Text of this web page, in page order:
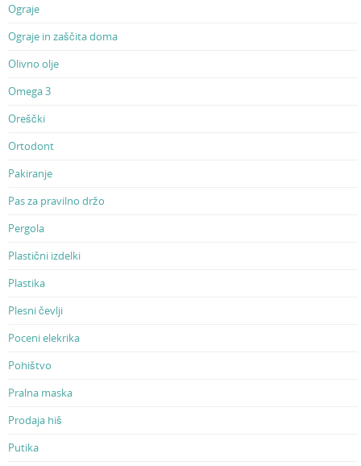
Ograje
Ograje in zaščita doma
Olivno olje
Omega 3
Oreščki
Ortodont
Pakiranje
Pas za pravilno držo
Pergola
Plastični izdelki
Plastika
Plesni čevlji
Poceni elekrika
Pohištvo
Pralna maska
Prodaja hiš
Putika